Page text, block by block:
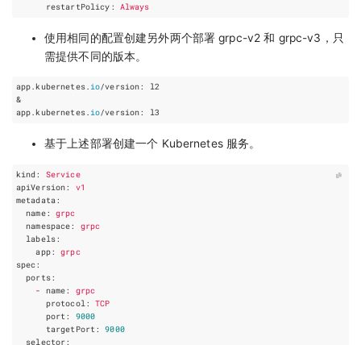
restartPolicy : Always
使用相同的配置创建另外两个部署 grpc-v2 和 grpc-v3，只
需提供不同的版本。
app.kubernetes. io/version: l2
&
app.kubernetes. io
基于上述部署创建一个 Kubernetes 服务。
kind:
Service
apiVersion:
v1
metadata:
name:
grpc
namespace:
grpc
labels:
app:
grpc
spec :
ports:
-
name:
grpc
protocol:
TCP
port :
9000
targetPort :
9000
selector :